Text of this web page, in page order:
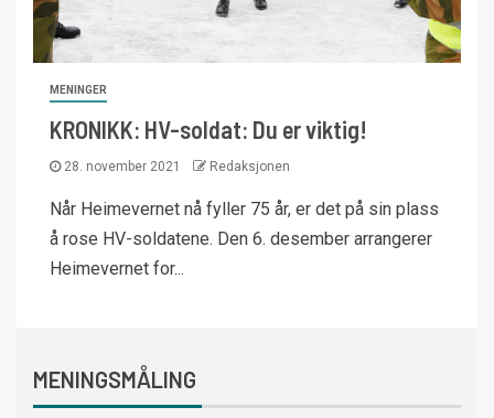
MENINGER
KRONIKK: HV-soldat: Du er viktig!
28. november 2021 Redaksjonen
Når Heimevernet nå fyller 75 år, er det på sin plass
å rose HV-soldatene. Den 6. desember arrangerer
Heimevernet for...
MENINGSMÅLING